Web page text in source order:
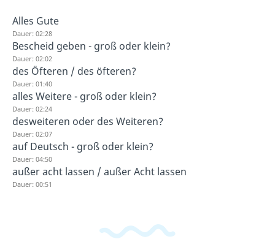
Alles Gute
Dauer: 02:28
Bescheid geben - groß oder klein?
Dauer: 02:02
des Öfteren / des öfteren?
Dauer: 01:40
alles Weitere - groß oder klein?
Dauer: 02:24
desweiteren oder des Weiteren?
Dauer: 02:07
auf Deutsch - groß oder klein?
Dauer: 04:50
außer acht lassen / außer Acht lassen
Dauer: 00:51